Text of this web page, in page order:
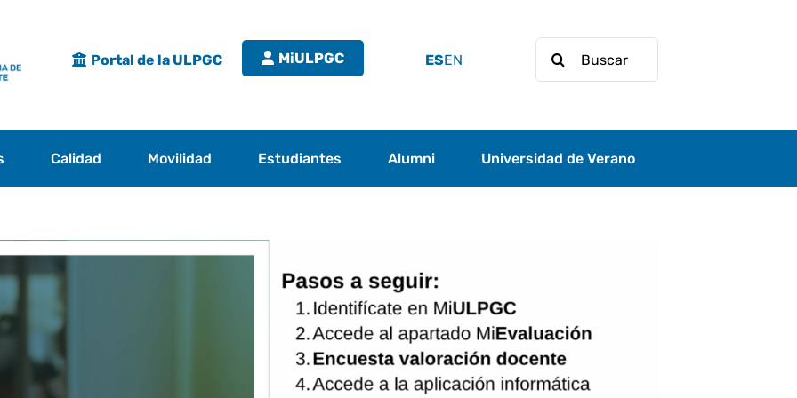
Portal de la ULPGC MiULPGC EN
ES
Calidad Movilidad Estudiantes Alumni Universidad de Verano